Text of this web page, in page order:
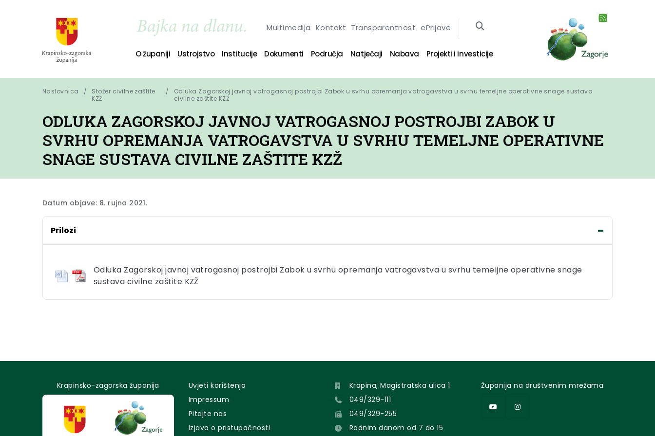
Multimedija Kontakt Transparentnost ePrijave
O županiji Ustrojstvo Institucije Dokumenti Područja Natječaji Nabava Projekti i investicije
Naslovnica
Stožer civilne zaštite
KZŽ
Odluka Zagorskoj javnoj vatrogasnoj postrojbi Zabok u svrhu opremanja vatrogavstva u svrhu temeljne operativne snage sustava
civilne zaštite KZŽ
ODLUKA ZAGORSKOJ JAVNOJ VATROGASNOJ POSTROJBI ZABOK U
SVRHU OPREMANJA VATROGAVSTVA U SVRHU TEMELJNE OPERATIVNE
SNAGE SUSTAVA CIVILNE ZAŠTITE KZŽ
Datum objave: 8. rujna 2021.
Prilozi
Odluka Zagorskoj javnoj vatrogasnoj postrojbi Zabok u svrhu opremanja vatrogavstva u svrhu temeljne operativne snage
sustava civilne zaštite KZŽ
Krapinsko-zagorska županija
Uvjeti korištenja
Impressum
Pitajte nas
Izjava o pristupačnosti
Krapina, Magistratska ulica 1
049/329-111
049/329-255
Radnim danom od 7 do 15
Županija na društvenim mrežama